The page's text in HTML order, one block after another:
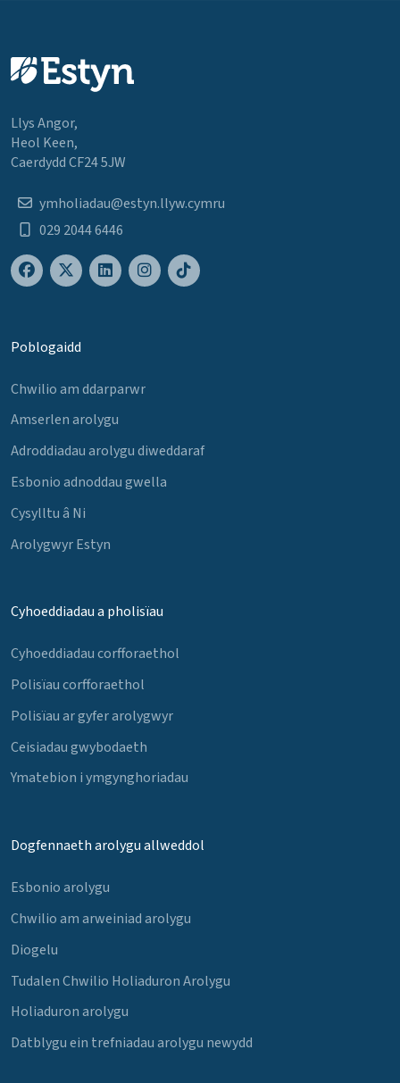
Llys Angor,
Heol Keen,
Caerdydd CF24 5JW
ymholiadau@estyn.llyw.cymru
029 2044 6446
Poblogaidd
Chwilio am ddarparwr
Amserlen arolygu
Adroddiadau arolygu diweddaraf
Esbonio adnoddau gwella
Cysylltu â Ni
Arolygwyr Estyn
Cyhoeddiadau a pholisïau
Cyhoeddiadau corfforaethol
Polisïau corfforaethol
Polisïau ar gyfer arolygwyr
Ceisiadau gwybodaeth
Ymatebion i ymgynghoriadau
Dogfennaeth arolygu allweddol
Esbonio arolygu
Chwilio am arweiniad arolygu
Diogelu
Tudalen Chwilio Holiaduron Arolygu
Holiaduron arolygu
Datblygu ein trefniadau arolygu newydd